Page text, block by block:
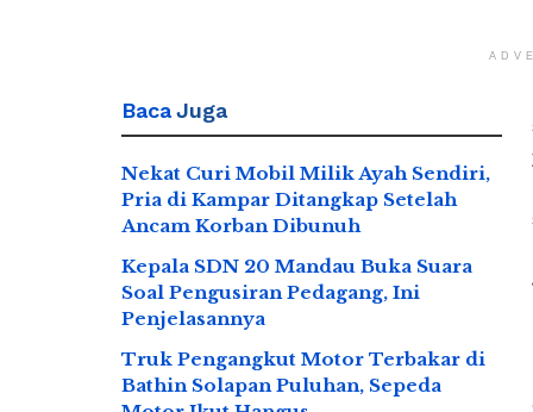
BacaJuga
Nekat Curi Mobil Milik Ayah Sendiri,
Pria di Kampar Ditangkap Setelah
Ancam Korban Dibunuh
Kepala SDN 20 Mandau Buka Suara
Soal Pengusiran Pedagang, Ini
Penjelasannya
Truk Pengangkut Motor Terbakar di
Bathin Solapan Puluhan, Sepeda